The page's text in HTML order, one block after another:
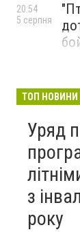
20:54
5 серпня
5 серпня
ТОП НОВИНИ
Уряд
з
року